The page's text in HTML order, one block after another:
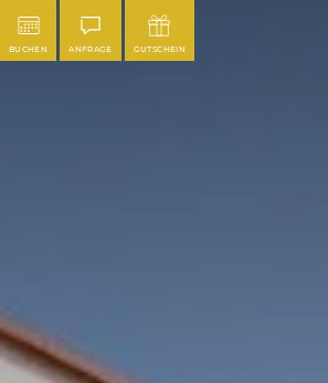
BUCHEN ANFRAGE GUTSCHEIN